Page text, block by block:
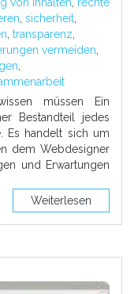
von inhalten, rechte
, sicherheit,
, transparenz,
vermeiden,
,
müssen Ein
Bestandteil jedes
Es handelt sich um
dem Webdesigner
und Erwartungen
Weiterlesen